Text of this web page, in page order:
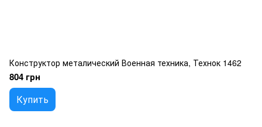
Конструктор металический Военная техника, Технок 1462
804 грн
Купить